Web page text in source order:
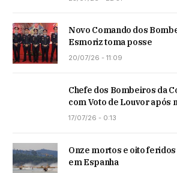
Novo Comando dos
Esmoriz toma posse
20/07/26 - 11:09
Chefe dos Bombeiros da
com Voto de Louvor após
17/07/26 - 0:13
Onze mortos e oito
em Espanha